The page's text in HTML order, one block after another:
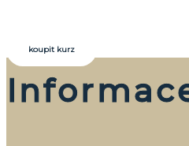
koupit kurz